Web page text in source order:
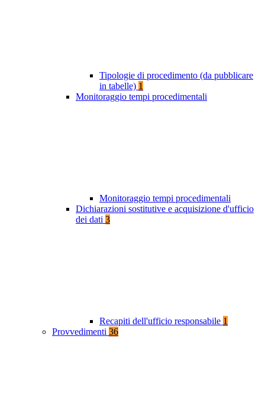
Tipologie di procedimento (da pubblicare
in tabelle) 1
Monitoraggio tempi procedimentali
Monitoraggio tempi procedimentali
Dichiarazioni sostitutive e acquisizione d'ufficio
dei dati 3
Recapiti dell'ufficio responsabile 1
Provvedimenti 36